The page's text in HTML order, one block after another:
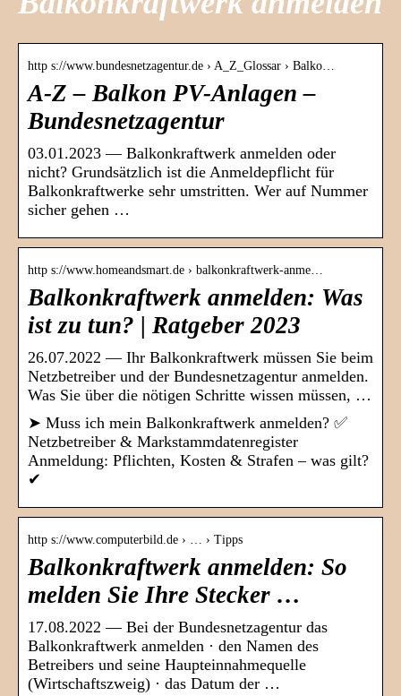
http s://www.bundesnetzagentur.de › A_Z_Glossar › Balko…
A-Z – Balkon PV-Anlagen –
Bundesnetzagentur
03.01.2023 — Balkonkraftwerk anmelden oder
nicht? Grundsätzlich ist die Anmeldepflicht für
Balkonkraftwerke sehr umstritten. Wer auf Nummer
sicher gehen …
http s://www.homeandsmart.de › balkonkraftwerk-anme…
Balkonkraftwerk anmelden: Was
ist zu tun? | Ratgeber 2023
26.07.2022 — Ihr Balkonkraftwerk müssen Sie beim
Netzbetreiber und der Bundesnetzagentur anmelden.
Was Sie über die nötigen Schritte wissen müssen, …
➤ Muss ich mein Balkonkraftwerk anmelden? ✅
Netzbetreiber & Markstammdatenregister
Anmeldung: Pflichten, Kosten & Strafen – was gilt?
✔
http s://www.computerbild.de › … › Tipps
Balkonkraftwerk anmelden: So
melden Sie Ihre Stecker …
17.08.2022 — Bei der Bundesnetzagentur das
Balkonkraftwerk anmelden · den Namen des
Betreibers und seine Haupteinnahmequelle
(Wirtschaftszweig) · das Datum der …